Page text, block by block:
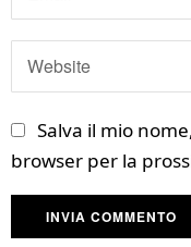
Salva il mio
browser per la